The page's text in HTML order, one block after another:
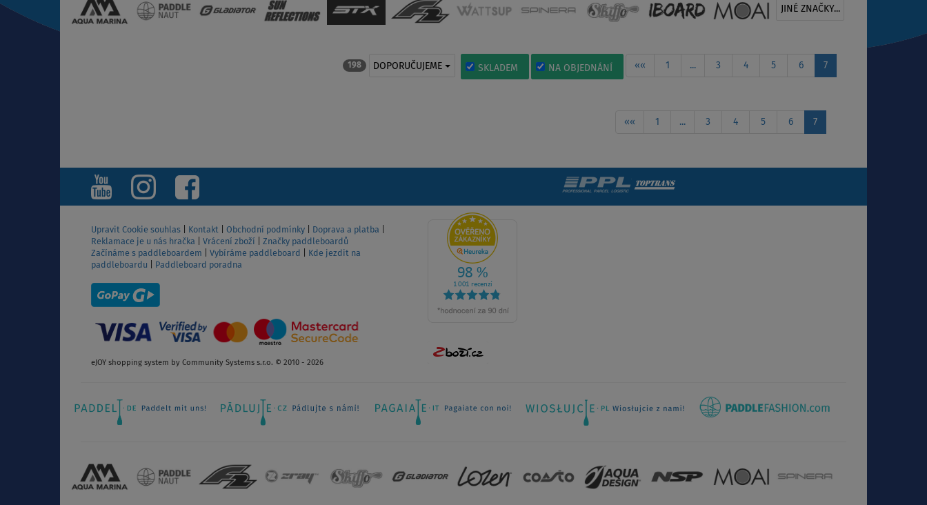
JINÉ ZNAČKY...
«« 1 ... 3 4 5 6 7
198 DOPORUČUJEME SKLADEM NA OBJEDNÁNÍ
«« 1 ... 3 4 5 6 7
Upravit Cookie souhlas Kontakt Obchodní podmínky Doprava a platba
Reklamace je u nás hračka
Vrácení zboží
Značky paddleboardů
Začínáme s paddleboardem
Vybíráme paddleboard
Kde jezdit na
paddleboardu
Paddleboard poradna
eJOY shopping system by Community Systems s.r.o. © 2010 - 2026